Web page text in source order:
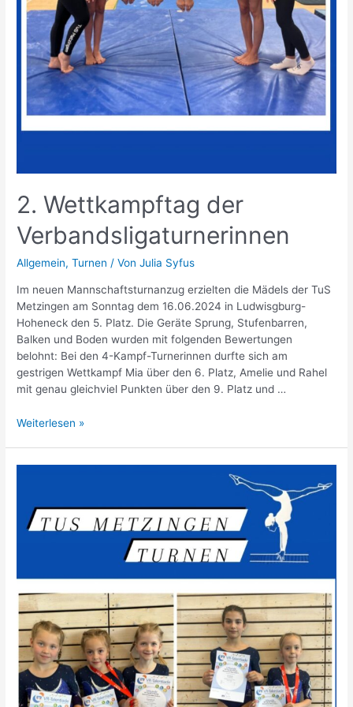
2. Wettkampftag der
Verbandsligaturnerinnen
Allgemein,Turnen / VonJulia Syfus
Im neuen Mannschaftsturnanzug erzielten die Mädels der TuS
Metzingen am Sonntag dem 16.06.2024 in Ludwisgburg-
Hoheneck den 5. Platz. Die Geräte Sprung, Stufenbarren,
Balken und Boden wurden mit folgenden Bewertungen
belohnt: Bei den 4-Kampf-Turnerinnen durfte sich am
gestrigen Wettkampf Mia über den 6. Platz, Amelie und Rahel
mit genau gleichviel Punkten über den 9. Platz und …
2.
Weiterlesen »